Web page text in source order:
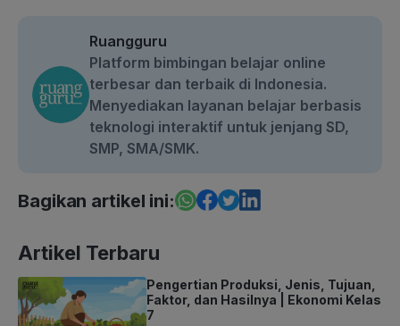
Ruangguru
Platform bimbingan belajar online
terbesar dan terbaik di Indonesia.
Menyediakan layanan belajar berbasis
teknologi interaktif untuk jenjang SD,
SMP, SMA/SMK.
Bagikan artikel ini:
Artikel Terbaru
Pengertian Produksi, Jenis, Tujuan,
Faktor, dan Hasilnya | Ekonomi Kelas
7